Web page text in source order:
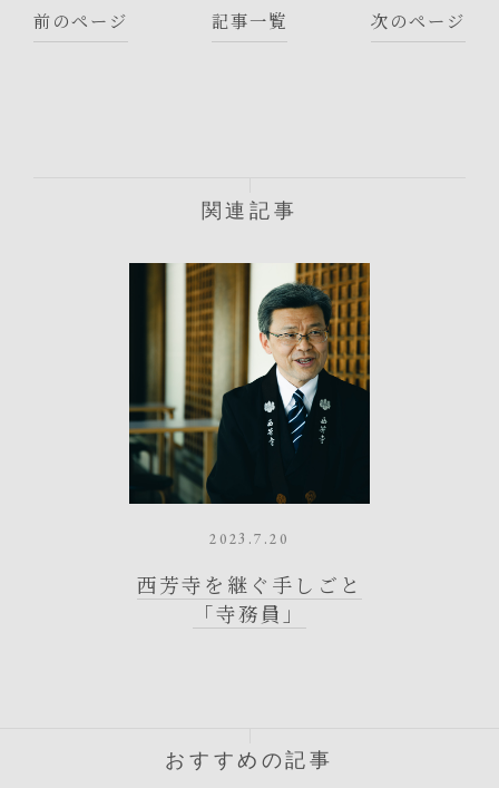
前のページ 記事一覧 次のページ
関連記事
2023.7.20
西芳寺を継ぐ手しごと
「寺務員」
おすすめの記事